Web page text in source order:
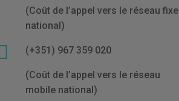
(Coût de l’appel vers le réseau fixe
national)
(+351) 967 359 020
(Coût de l’appel vers le réseau
mobile national)